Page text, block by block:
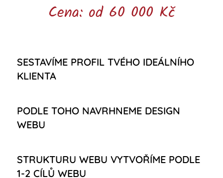
Cena: od 60 000 Kč
SESTAVÍME PROFIL TVÉHO IDEÁLNÍHO
KLIENTA
PODLE TOHO NAVRHNEME DESIGN
WEBU
STRUKTURU WEBU VYTVOŘÍME PODLE
1-2 CÍLŮ WEBU